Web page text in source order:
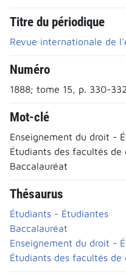
Titre du périodique
Revue internationale de
Numéro
1888; tome 15, p. 330-332
Mot-clé
Enseignement du droit -
Étudiants des facultés de
Baccalauréat
Thésaurus
Étudiants - Étudiantes
Baccalauréat
Enseignement du droit -
Étudiants des facultés de